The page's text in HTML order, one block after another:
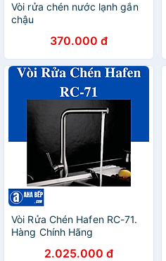
Vòi rửa chén nước lạnh gắn
chậu
370.000 đ
Vòi Rửa Chén Hafen RC-71.
Hàng Chính Hãng
2.025.000 đ